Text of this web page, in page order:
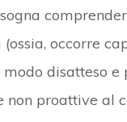
occorre
disatteso
non proattive al